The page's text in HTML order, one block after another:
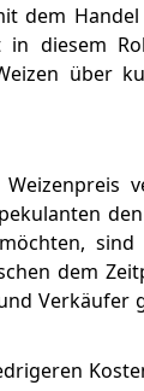
dem
in diesem
über
sind
dem
Verkäufer